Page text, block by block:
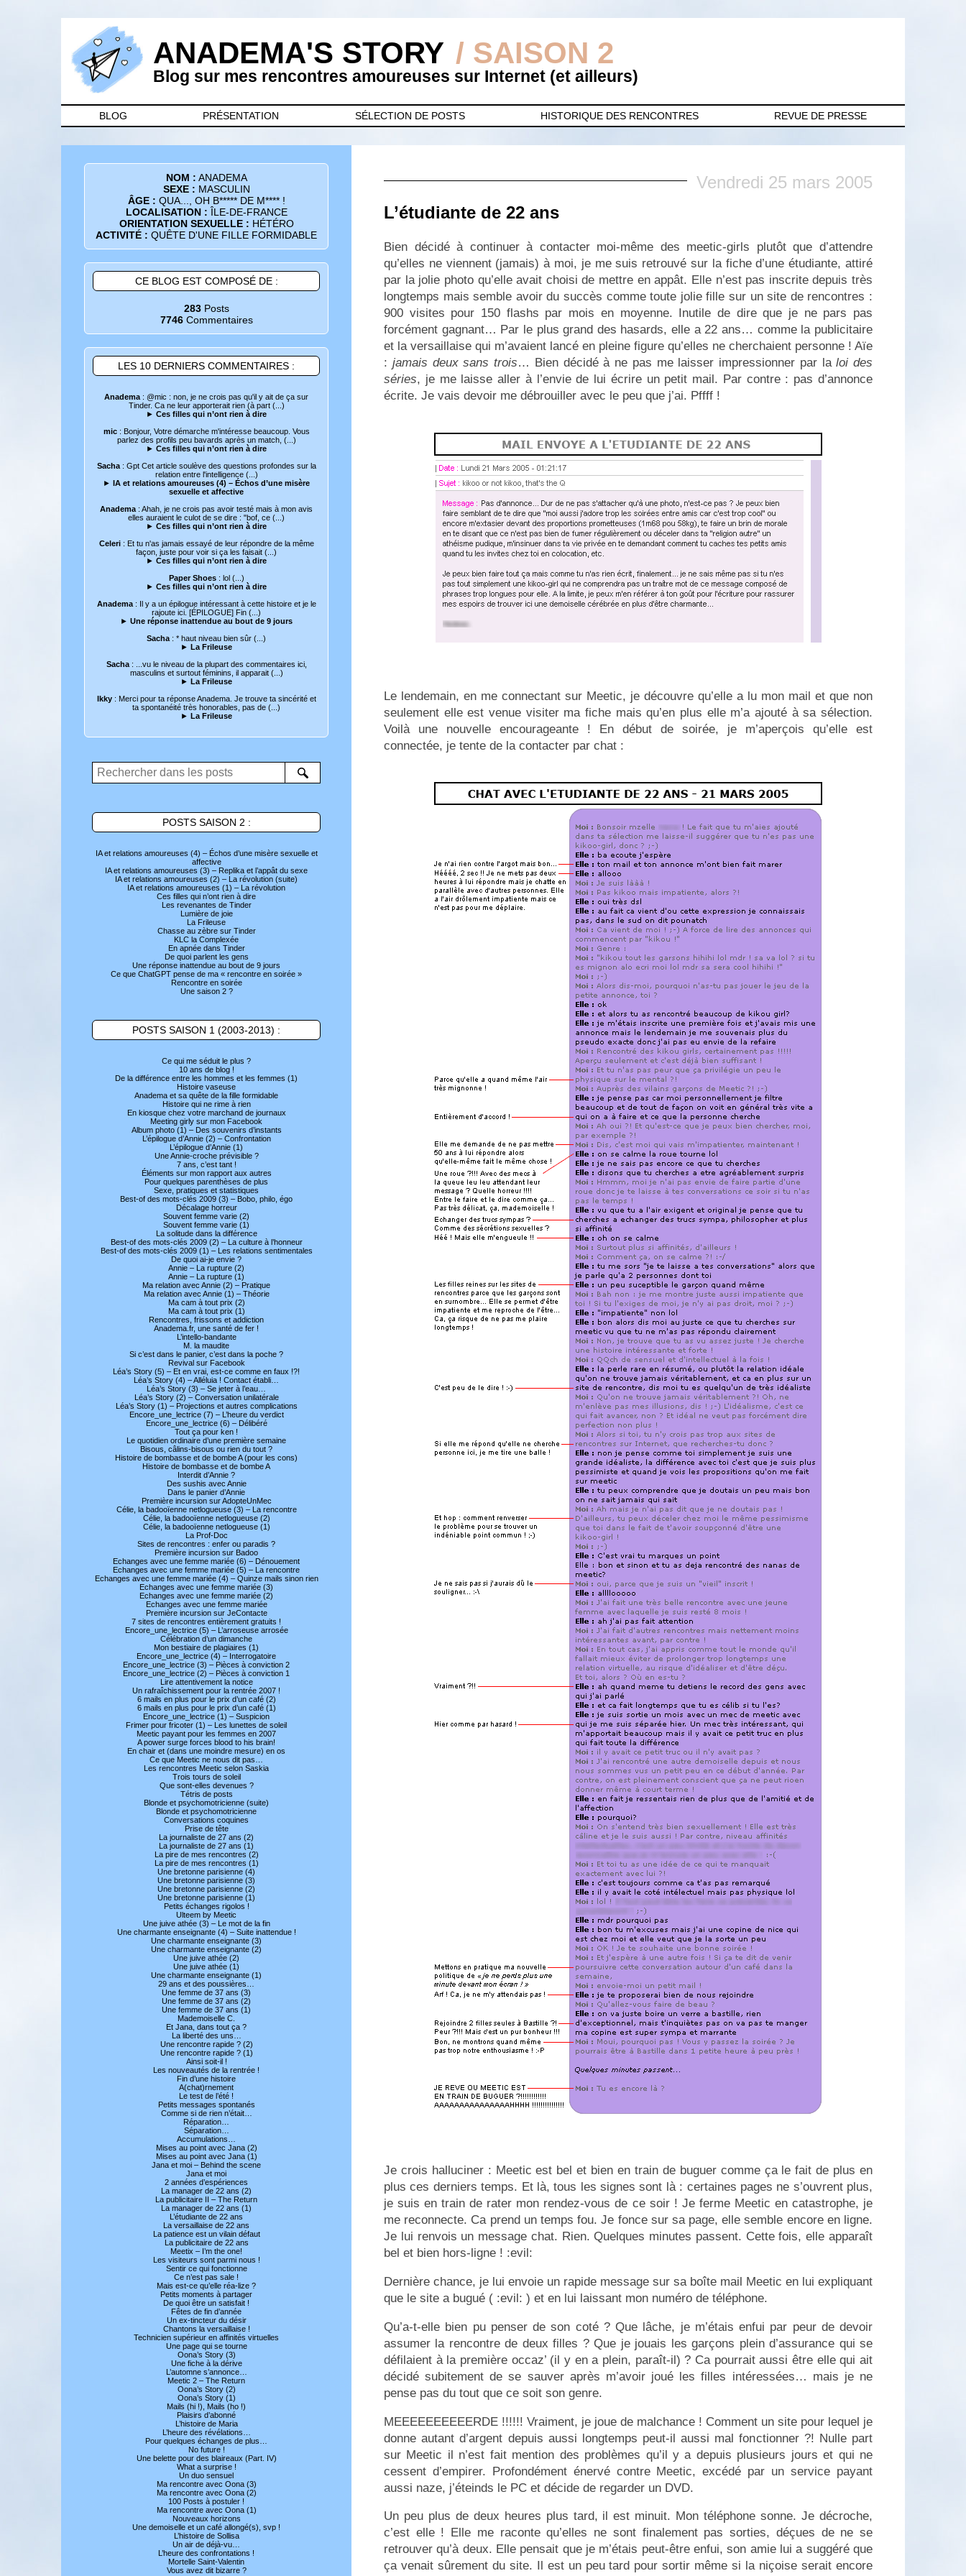
ANADEMA'S STORY / SAISON 2
Blog sur mes rencontres amoureuses sur Internet (et ailleurs)
BLOG PRÉSENTATION SÉLECTION DE POSTS HISTORIQUE DES RENCONTRES REVUE DE PRESSE
NOM : ANADEMA
SEXE : MASCULIN
ÂGE : QUA..., OH B***** DE M**** !
LOCALISATION : ÎLE-DE-FRANCE
ORIENTATION SEXUELLE : HÉTÉRO
ACTIVITÉ : QUÊTE D'UNE FILLE FORMIDABLE
CE BLOG EST COMPOSÉ DE :
283Posts
7746Commentaires
LES 10 DERNIERS COMMENTAIRES :
Anadema : @mic : non, je ne crois pas qu'il y ait de ça sur
Tinder. Ca ne leur apporterait rien (à part (...)
► Ces filles qui n’ont rien à dire
mic: Bonjour, Votre démarche m'intéresse beaucoup. Vous
parlez des profils peu bavards après un match, (...)
► Ces filles qui n’ont rien à dire
Sacha: Gpt Cet article soulève des questions profondes sur la
relation entre l'intelligence (...)
► IA et relations amoureuses (4) – Échos d’une misère
sexuelle et affective
Anadema : Ahah, je ne crois pas avoir testé mais à mon avis
elles auraient le culot de se dire : "bof, ce (...)
► Ces filles qui n’ont rien à dire
Celeri: Et tu n'as jamais essayé de leur répondre de la même
façon, juste pour voir si ça les faisait (...)
► Ces filles qui n’ont rien à dire
Paper Shoes: lol (...)
► Ces filles qui n’ont rien à dire
Anadema: Il y a un épilogue intéressant à cette histoire et je le
rajoute ici. [ÉPILOGUE] Fin (...)
► Une réponse inattendue au bout de 9 jours
Sacha : * haut niveau bien sûr (...)
► La Frileuse
Sacha: ...vu le niveau de la plupart des commentaires ici,
masculins et surtout féminins, il apparait (...)
► La Frileuse
Ikky: Merci pour ta réponse Anadema. Je trouve ta sincérité et
ta spontanéité très honorables, pas de (...)
► La Frileuse
POSTS SAISON 2 :
IA et relations amoureuses (4) – Échos d’une misère sexuelle et
affective
IA et relations amoureuses (3) – Replika et l’appât du sexe
IA et relations amoureuses (2) – La révolution (suite)
IA et relations amoureuses (1) – La révolution
Ces filles qui n’ont rien à dire
Les revenantes de Tinder
Lumière de joie
La Frileuse
Chasse au zèbre sur Tinder
KLC la Complexée
En apnée dans Tinder
De quoi parlent les gens
Une réponse inattendue au bout de 9 jours
Ce que ChatGPT pense de ma « rencontre en soirée »
Rencontre en soirée
Une saison 2 ?
POSTS SAISON 1 (2003-2013) :
Ce qui me séduit le plus ?
10 ans de blog !
De la différence entre les hommes et les femmes (1)
Histoire vaseuse
Anadema et sa quête de la fille formidable
Histoire qui ne rime à rien
En kiosque chez votre marchand de journaux
Meeting girly sur mon Facebook
Album photo (1) – Des souvenirs d’instants
L’épilogue d’Annie (2) – Confrontation
L’épilogue d’Annie (1)
Une Annie-croche prévisible ?
7 ans, c’est tant !
Éléments sur mon rapport aux autres
Pour quelques parenthèses de plus
Sexe, pratiques et statistiques
Best-of des mots-clés 2009 (3) – Bobo, philo, égo
Décalage horreur
Souvent femme varie (2)
Souvent femme varie (1)
La solitude dans la différence
Best-of des mots-clés 2009 (2) – La culture à l’honneur
Best-of des mots-clés 2009 (1) – Les relations sentimentales
De quoi ai-je envie ?
Annie – La rupture (2)
Annie – La rupture (1)
Ma relation avec Annie (2) – Pratique
Ma relation avec Annie (1) – Théorie
Ma cam à tout prix (2)
Ma cam à tout prix (1)
Rencontres, frissons et addiction
Anadema.fr, une santé de fer !
L’intello-bandante
M. la maudite
Si c’est dans le panier, c’est dans la poche ?
Revival sur Facebook
Léa’s Story (5) – Et en vrai, est-ce comme en faux !?!
Léa’s Story (4) – Alléluia ! Contact établi…
Léa’s Story (3) – Se jeter à l’eau…
Léa’s Story (2) – Conversation unilatérale
Léa’s Story (1) – Projections et autres complications
Encore_une_lectrice (7) – L’heure du verdict
Encore_une_lectrice (6) – Délibéré
Tout ça pour ken !
Le quotidien ordinaire d’une première semaine
Bisous, câlins-bisous ou rien du tout ?
Histoire de bombasse et de bombe A (pour les cons)
Histoire de bombasse et de bombe A
Interdit d’Annie ?
Des sushis avec Annie
Dans le panier d’Annie
Première incursion sur AdopteUnMec
Célie, la badooïenne netlogueuse (3) – La rencontre
Célie, la badooïenne netlogueuse (2)
Célie, la badooïenne netlogueuse (1)
La Prof-Doc
Sites de rencontres : enfer ou paradis ?
Première incursion sur Badoo
Echanges avec une femme mariée (6) – Dénouement
Echanges avec une femme mariée (5) – La rencontre
Echanges avec une femme mariée (4) – Quinze mails sinon rien
Echanges avec une femme mariée (3)
Echanges avec une femme mariée (2)
Echanges avec une femme mariée
Première incursion sur JeContacte
7 sites de rencontres entièrement gratuits !
Encore_une_lectrice (5) – L’arroseuse arrosée
Célébration d’un dimanche
Mon bestiaire de plagiaires (1)
Encore_une_lectrice (4) – Interrogatoire
Encore_une_lectrice (3) – Pièces à conviction 2
Encore_une_lectrice (2) – Pièces à conviction 1
Lire attentivement la notice
Un rafraîchissement pour la rentrée 2007 !
6 mails en plus pour le prix d’un café (2)
6 mails en plus pour le prix d’un café (1)
Encore_une_lectrice (1) – Suspicion
Frimer pour fricoter (1) – Les lunettes de soleil
Meetic payant pour les femmes en 2007
A power surge forces blood to his brain!
En chair et (dans une moindre mesure) en os
Ce que Meetic ne nous dit pas…
Les rencontres Meetic selon Saskia
Trois tours de soleil
Que sont-elles devenues ?
Tétris de posts
Blonde et psychomotricienne (suite)
Blonde et psychomotricienne
Conversations coquines
Prise de tête
La journaliste de 27 ans (2)
La journaliste de 27 ans (1)
La pire de mes rencontres (2)
La pire de mes rencontres (1)
Une bretonne parisienne (4)
Une bretonne parisienne (3)
Une bretonne parisienne (2)
Une bretonne parisienne (1)
Petits échanges rigolos !
Ulteem by Meetic
Une juive athée (3) – Le mot de la fin
Une charmante enseignante (4) – Suite inattendue !
Une charmante enseignante (3)
Une charmante enseignante (2)
Une juive athée (2)
Une juive athée (1)
Une charmante enseignante (1)
29 ans et des poussières…
Une femme de 37 ans (3)
Une femme de 37 ans (2)
Une femme de 37 ans (1)
Mademoiselle C.
Et Jana, dans tout ça ?
La liberté des uns…
Une rencontre rapide ? (2)
Une rencontre rapide ? (1)
Ainsi soit-il !
Les nouveautés de la rentrée !
Fin d’une histoire
A(chat)rnement
Le test de l’été !
Petits messages spontanés
Comme si de rien n’était…
Réparation…
Séparation…
Accumulations…
Mises au point avec Jana (2)
Mises au point avec Jana (1)
Jana et moi – Behind the scene
Jana et moi
2 années d’espériences
La manager de 22 ans (2)
La publicitaire II – The Return
La manager de 22 ans (1)
L’étudiante de 22 ans
La versaillaise de 22 ans
La patience est un vilain défaut
La publicitaire de 22 ans
Meetix – I’m the one!
Les visiteurs sont parmi nous !
Sentir ce qui fonctionne
Ce n’est pas sale !
Mais est-ce qu’elle réa-lize ?
Petits moments à partager
De quoi être un satisfait !
Fêtes de fin d’année
Un ex-tincteur du désir
Chantons la versaillaise !
Technicien supérieur en affinités virtuelles
Une page qui se tourne
Oona’s Story (3)
Une fiche à la dérive
L’automne s’annonce…
Meetic 2 – The Return
Oona’s Story (2)
Oona’s Story (1)
Mails (hi !), Mails (ho !)
Plaisirs d’abonné
L’histoire de Maria
L’heure des révélations…
Pour quelques échanges de plus…
No future !
Une belette pour des blaireaux (Part. IV)
What a surprise !
Un duo sensuel
Ma rencontre avec Oona (3)
Ma rencontre avec Oona (2)
100 Posts à postuler !
Ma rencontre avec Oona (1)
Nouveaux horizons
Une demoiselle et un café allongé(s), svp !
L’histoire de Sollisa
Un air de déjà-vu…
L’heure des confrontations !
Mortelle Saint-Valentin
Vous avez dit bizarre ?
Vendredi 25 mars 2005
L’étudiante de 22 ans
Bien décidé à continuer à contacter moi-même des meetic-girls plutôt que d’attendre
qu’elles ne viennent (jamais) à moi, je me suis retrouvé sur la fiche d’une étudiante, attiré
par la jolie photo qu’elle avait choisi de mettre en appât. Elle n’est pas inscrite depuis très
longtemps mais semble avoir du succès comme toute jolie fille sur un site de rencontres :
900 visites pour 150 flashs par mois en moyenne. Inutile de dire que je ne pars pas
forcément gagnant… Par le plus grand des hasards, elle a 22 ans… comme la publicitaire
et la versaillaise qui m’avaient lancé en pleine figure qu’elles ne cherchaient personne ! Aïe
: jamais deux sans trois… Bien décidé à ne pas me laisser impressionner par laloi des
séries, je me laisse aller à l’envie de lui écrire un petit mail. Par contre : pas d’annonce
écrite. Je vais devoir me débrouiller avec le peu que j’ai. Pffff !
Le lendemain, en me connectant sur Meetic, je découvre qu’elle a lu mon mail et que non
seulement elle est venue visiter ma fiche mais qu’en plus elle m’a ajouté à sa sélection.
Voilà une nouvelle encourageante ! En début de soirée, je m’aperçois qu’elle est
connectée, je tente de la contacter par chat :
Je crois halluciner : Meetic est bel et bien en train de buguer comme ça le fait de plus en
plus ces derniers temps. Et là, tous les signes sont là : certaines pages ne s’ouvrent plus,
je suis en train de rater mon rendez-vous de ce soir ! Je ferme Meetic en catastrophe, je
me reconnecte. Ca prend un temps fou. Je fonce sur sa page, elle semble encore en ligne.
Je lui renvois un message chat. Rien. Quelques minutes passent. Cette fois, elle apparaît
bel et bien hors-ligne ! :evil:
Dernière chance, je lui envoie un rapide message sur sa boîte mail Meetic en lui expliquant
que le site a bugué ( :evil: ) et en lui laissant mon numéro de téléphone.
Qu’a-t-elle bien pu penser de son coté ? Que lâche, je m’étais enfui par peur de devoir
assumer la rencontre de deux filles ? Que je jouais les garçons plein d’assurance qui se
défilaient à la première occaz’ (il y en a plein, paraît-il) ? Ca pourrait aussi être elle qui ait
décidé subitement de se sauver après m’avoir joué les filles intéressées… mais je ne
pense pas du tout que ce soit son genre.
MEEEEEEEEEERDE !!!!!! Vraiment, je joue de malchance ! Comment un site pour lequel je
donne autant d’argent depuis aussi longtemps peut-il aussi mal fonctionner ?! Nulle part
sur Meetic il n’est fait mention des problèmes qu’il y a depuis plusieurs jours et qui ne
cessent d’empirer. Profondément énervé contre Meetic, excédé par un service payant
aussi naze, j’éteinds le PC et décide de regarder un DVD.
Un peu plus de deux heures plus tard, il est minuit. Mon téléphone sonne. Je décroche,
c’est elle ! Elle me raconte qu’elles ne sont finalement pas sorties, déçues de ne se
retrouver qu’à deux. Elle pensait que je m’étais peut-être enfui, son amie lui a suggéré que
ça venait sûrement du site. Il est un peu tard pour sortir même si la niçoise serait encore